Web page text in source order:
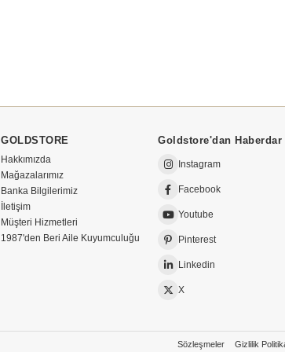
GOLDSTORE
Hakkımızda
Mağazalarımız
Banka Bilgilerimiz
İletişim
Müşteri Hizmetleri
1987'den Beri Aile Kuyumculuğu
Goldstore'dan Haberdar
Instagram
Facebook
Youtube
Pinterest
Linkedin
X
Sözleşmeler Gizlilik